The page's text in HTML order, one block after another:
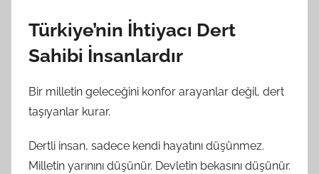
Türkiye’nin İhtiyacı Dert
Sahibi İnsanlardır
Bir milletin geleceğini konfor arayanlar değil, dert
taşıyanlar kurar.
Dertli insan, sadece kendi hayatını düşünmez.
Milletin yarınını düşünür. Devletin bekasını düşünür.